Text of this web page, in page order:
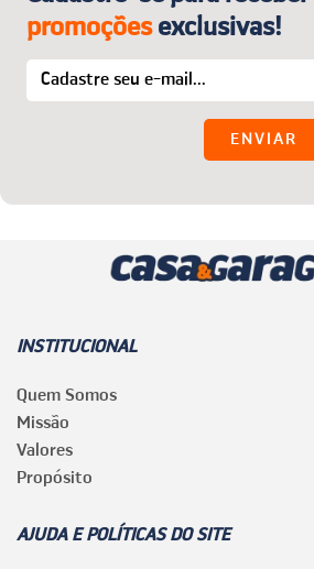
promoçõesexclusivas!
INSTITUCIONAL
Quem Somos
Missão
Valores
Propósito
AJUDA E POLÍTICAS DO SITE